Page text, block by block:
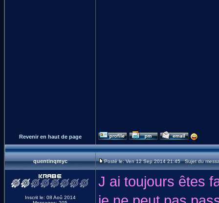
Revenir en haut de page
quentinqmyc Posté le: Ven 12 Sep 2014 21:45 Sujet du
Inscrit le: 08 Aoû 2014
J ai toujours êtes